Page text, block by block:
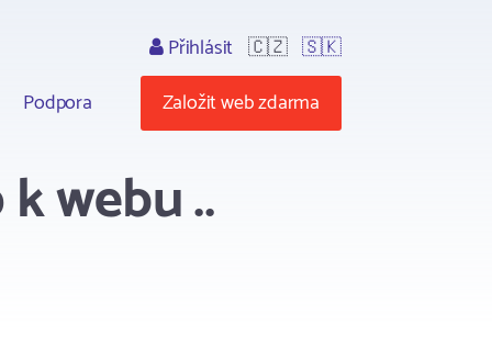
Podpora
Přihlásit 🇨🇿 🇸🇰
Založit web zdarma
webu ..